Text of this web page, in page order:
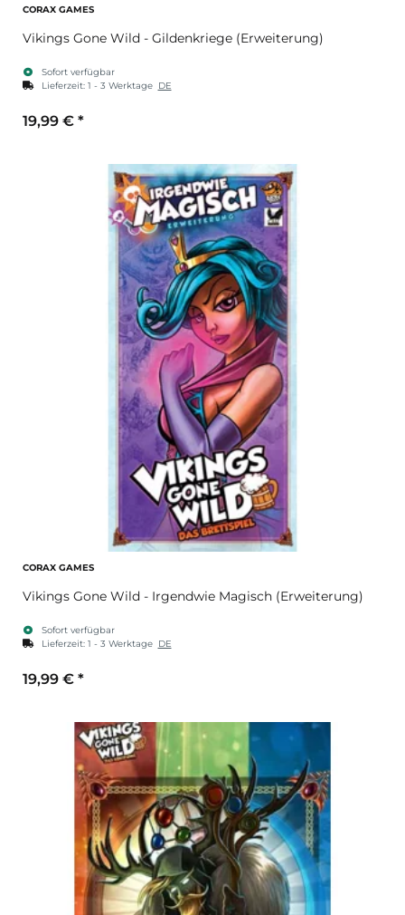
CORAX GAMES
Vikings Gone Wild - Gildenkriege (Erweiterung)
Sofort verfügbar
Lieferzeit: 1 - 3 Werktage DE
19,99 € *
CORAX GAMES
Vikings Gone Wild - Irgendwie Magisch (Erweiterung)
Sofort verfügbar
Lieferzeit: 1 - 3 Werktage DE
19,99 € *